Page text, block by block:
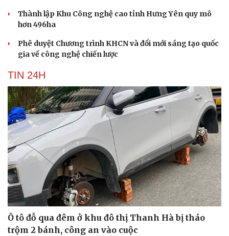
Cải chính
Thành lập Khu Công nghệ cao tỉnh Hưng Yên quy mô
hơn 496ha
Phê duyệt Chương trình KHCN và đổi mới sáng tạo quốc
gia về công nghệ chiến lược
TIN 24H
Ô tô đỗ qua đêm ở khu đô thị Thanh Hà bị tháo
trộm 2 bánh, công an vào cuộc